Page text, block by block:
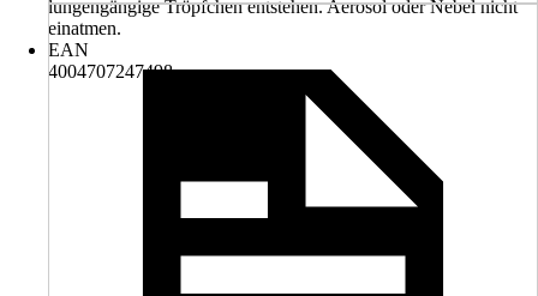
lungengängige Tröpfchen entstehen. Aerosol oder Nebel nicht
einatmen.
EAN
4004707247498